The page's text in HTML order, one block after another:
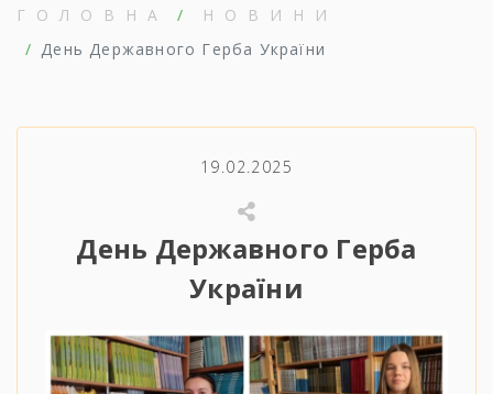
ГОЛОВНА
НОВИНИ
День Державного Герба України
19.02.2025
День Державного Герба
України